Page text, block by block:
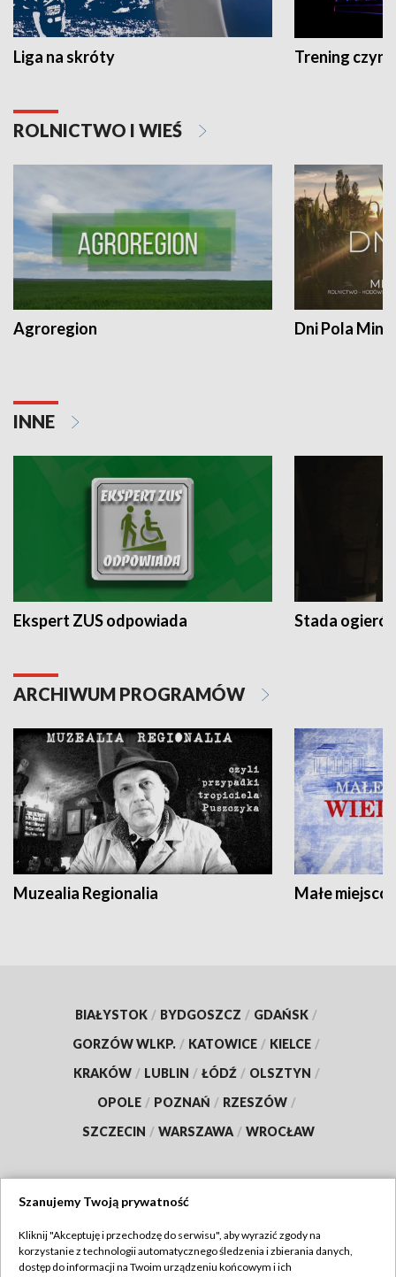
Liga na skróty Trening czyni
ROLNICTWO I WIEŚ
Agroregion Dni Pola
INNE
Ekspert ZUS odpowiada Stada
ARCHIWUM PROGRAMÓW
Muzealia Regionalia Małe
BIAŁYSTOK / BYDGOSZCZ / GDAŃSK /
GORZÓW WLKP. / KATOWICE / KIELCE /
KRAKÓW / LUBLIN / ŁÓDŹ / OLSZTYN /
OPOLE / POZNAŃ / RZESZÓW /
SZCZECIN / WARSZAWA / WROCŁAW
TVP
Szanujemy Twoją prywatność
Kliknij "Akceptuję i przechodzę do serwisu", aby wyrazić zgody na
korzystanie z technologii automatycznego śledzenia i zbierania danych,
dostęp do informacji na Twoim urządzeniu końcowym i ich